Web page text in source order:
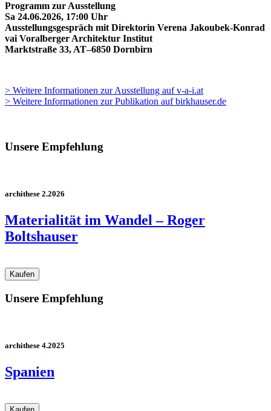
Programm zur Ausstellung
Sa 24.06.2026, 17:00 Uhr
Ausstellungsgespräch mit Direktorin Verena Jakoubek-Konrad
vai Voralberger Architektur Institut
Marktstraße 33, AT–6850 Dornbirn
> Weitere Informationen zur Ausstellung auf v-a-i.at
> Weitere Informationen zur Publikation auf birkhauser.de
Unsere Empfehlung
archithese 2.2026
Materialität im Wandel – Roger
Boltshauser
Unsere Empfehlung
archithese 4.2025
Spanien